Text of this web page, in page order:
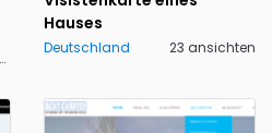
36 ansichten
Hauses
Deutschland 23 ansichten